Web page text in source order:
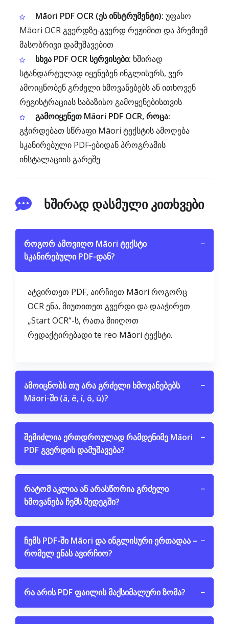
Māori PDF OCR (ეს ინსტრუმენტი): უფასო
Māori OCR გვერდზე‑გვერდ რეჟიმით და პრემიუმ
მასობრივი დამუშავებით
სხვა PDF OCR სერვისები: ხშირად
სტანდარტულად იყენებენ ინგლისურს, ვერ
ამოიცნობენ გრძელი ხმოვანებებს ან ითხოვენ
რეგისტრაციას საბაზისო გამოყენებისთვის
გამოიყენეთ Māori PDF OCR, როცა:
გჭირდებათ სწრაფი Māori ტექსტის ამოღება
სკანირებული PDF‑ებიდან პროგრამის
ინსტალაციის გარეშე
ხშირად დასმული კითხვები
როგორ ამოვიღო Māori ტექსტი
სკანირებული PDF-დან?
−
ატვირთეთ PDF, აირჩიეთ Māori როგორც
OCR ენა, მიუთითეთ გვერდი და დააჭირეთ
„Start OCR“-ს, რათა მიიღოთ
რედაქტირებადი te reo Māori ტექსტი.
ამოიცნობს თუ არა გრძელი ხმოვანებებს
Māori-ში (ā, ē, ī, ō, ū)?
−
შემიძლია ერთდროულად რამდენიმე Māori
PDF გვერდის დამუშავება?
−
რატომ აკლია ან არასწორია გრძელი
ხმოვანება ჩემს შედეგში?
−
ჩემს PDF-ში Māori და ინგლისური ერთადაა –
რომელ ენას ავირჩიო?
−
რა არის PDF ფაილის მაქსიმალური ზომა? −